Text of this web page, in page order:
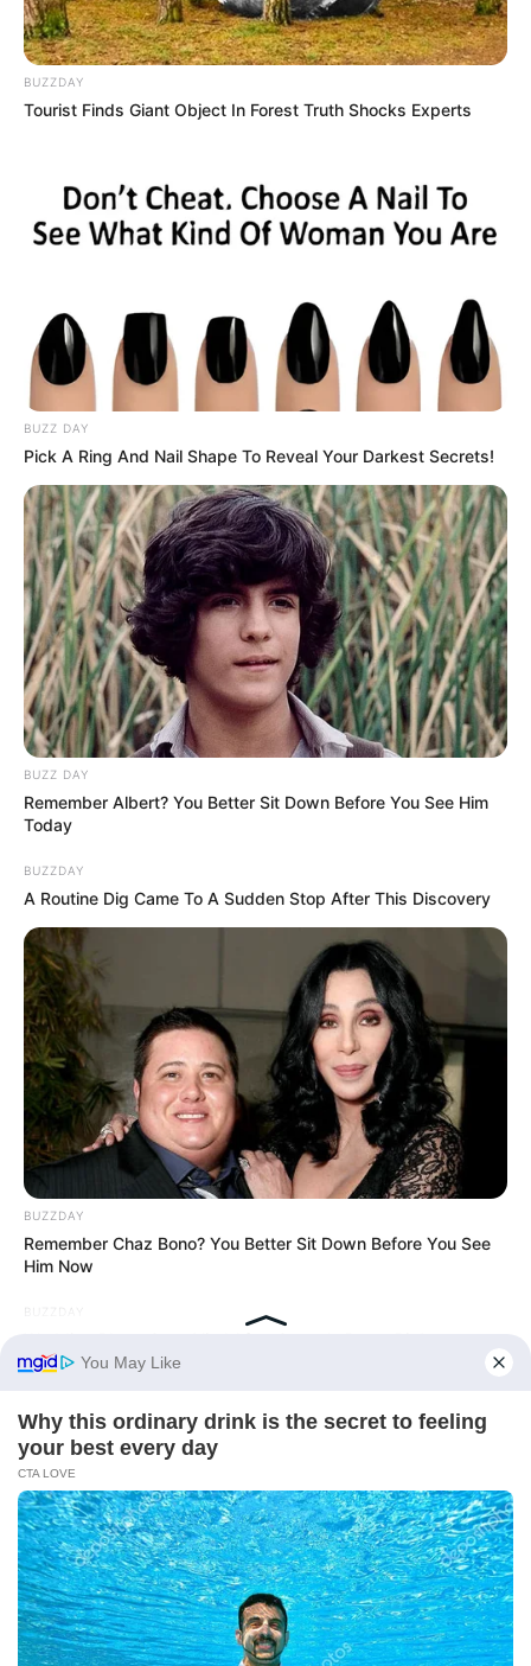
BUZZDAY
Tourist Finds Giant Object In Forest Truth Shocks Experts
BUZZ DAY
Pick A Ring And Nail Shape To Reveal Your Darkest Secrets!
BUZZ DAY
Remember Albert? You Better Sit Down Before You See Him
Today
BUZZDAY
A Routine Dig Came To A Sudden Stop After This Discovery
BUZZDAY
Remember Chaz Bono? You Better Sit Down Before You See
Him Now
BUZZDAY
Routine Flight Finds 3 Survivors Against All Odds!